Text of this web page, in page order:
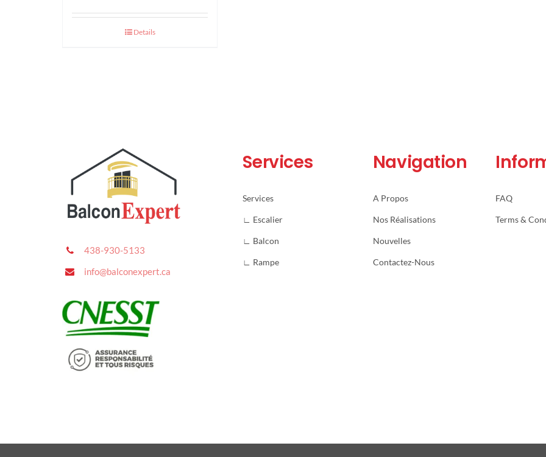
Details
438-930-5133
info@balconexpert.ca
Services
Services
∟ Escalier
∟ Balcon
∟ Rampe
Navigation
A Propos
Nos Réalisations
Nouvelles
Contactez-Nous
FAQ
Terms &